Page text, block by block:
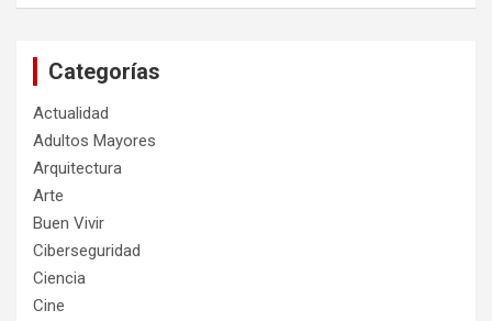
Categorías
Actualidad
Adultos Mayores
Arquitectura
Arte
Buen Vivir
Ciberseguridad
Ciencia
Cine